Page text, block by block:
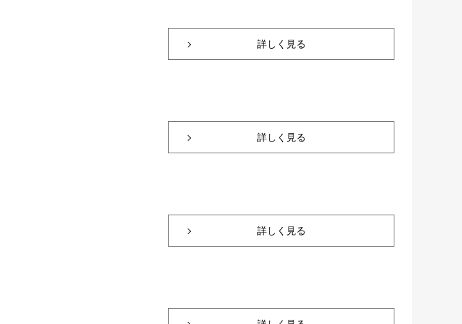
詳しく見る
詳しく見る
詳しく見る